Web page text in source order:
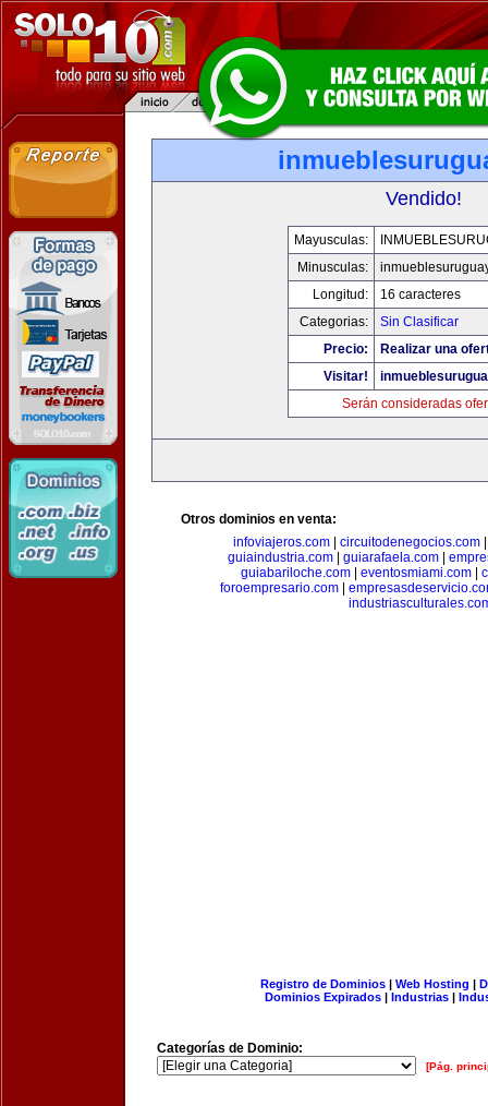
Vendido!
Mayusculas:
Minusculas:
Longitud:
16 caracteres
Categorias:
Sin Clasificar
Precio:
Realizar una
Visitar!
Serán consideradas
Otros dominios en venta:
infoviajeros.com
circuitodenegocios.com
guiaindustria.com
guiarafaela.com
guiabariloche.com
eventosmiami.com
foroempresario.com|
Registro de Dominios| Web Hosting |
Dominios Expirados | Industrias |
Categorías de Dominio:
[Pág.